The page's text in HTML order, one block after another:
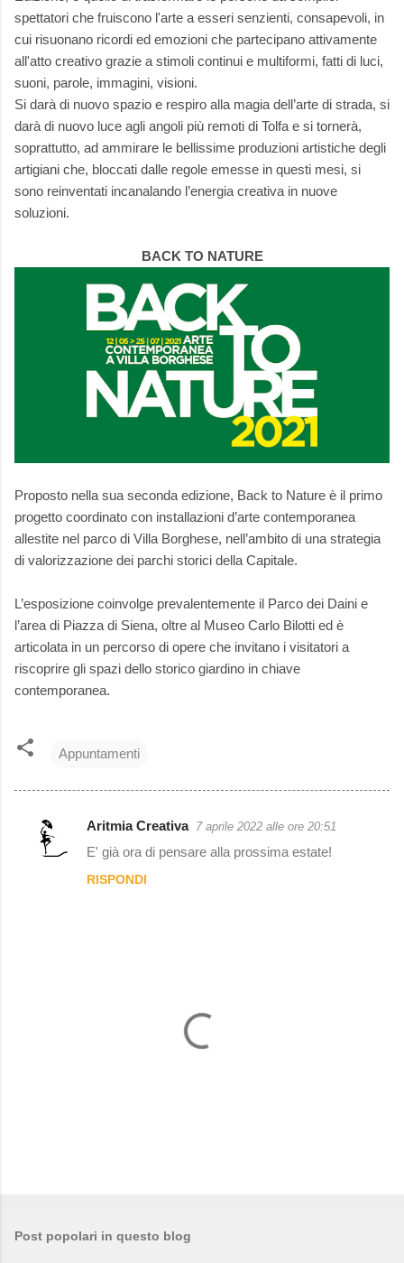
spettatori che fruiscono l'arte a esseri senzienti, consapevoli, in
cui risuonano ricordi ed emozioni che partecipano attivamente
all'atto creativo grazie a stimoli continui e multiformi, fatti di luci,
suoni, parole, immagini, visioni.
Si darà di nuovo spazio e respiro alla magia dell’arte di strada, si
darà di nuovo luce agli angoli più remoti di Tolfa e si tornerà,
soprattutto, ad ammirare le bellissime produzioni artistiche degli
artigiani che, bloccati dalle regole emesse in questi mesi, si
sono reinventati incanalando l’energia creativa in nuove
soluzioni.
BACK TO NATURE
Proposto nella sua seconda edizione, Back to Nature è il primo
progetto coordinato con installazioni d’arte contemporanea
allestite nel parco di Villa Borghese, nell’ambito di una strategia
di valorizzazione dei parchi storici della Capitale.
L’esposizione coinvolge prevalentemente il Parco dei Daini e
l’area di Piazza di Siena, oltre al Museo Carlo Bilotti ed è
articolata in un percorso di opere che invitano i visitatori a
riscoprire gli spazi dello storico giardino in chiave
contemporanea.
Appuntamenti
C
Aritmia Creativa 7 aprile 2022 alle ore 20:51
E' già ora di pensare alla prossima estate!
RISPONDI
t
Post popolari in questo blog